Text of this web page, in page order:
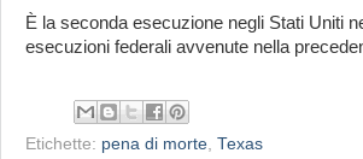
È la seconda esecuzione negli Stati Uniti
esecuzioni federali avvenute nella
Etichette: pena di morte Texas